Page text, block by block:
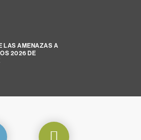
LAS AMENAZAS A
2026 DE